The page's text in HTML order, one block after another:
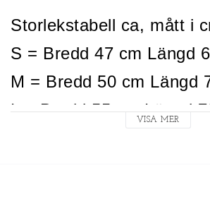
Storlekstabell ca, mått i
S = Bredd 47 cm Längd
M = Bredd 50 cm Längd
L = Bredd 55 cm Längd
VISA MER